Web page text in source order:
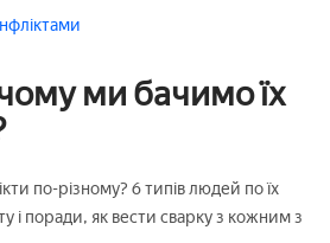
чому ми бачимо їх
по-різному? 6 типів людей по їх
і поради, як вести сварку з кожним з